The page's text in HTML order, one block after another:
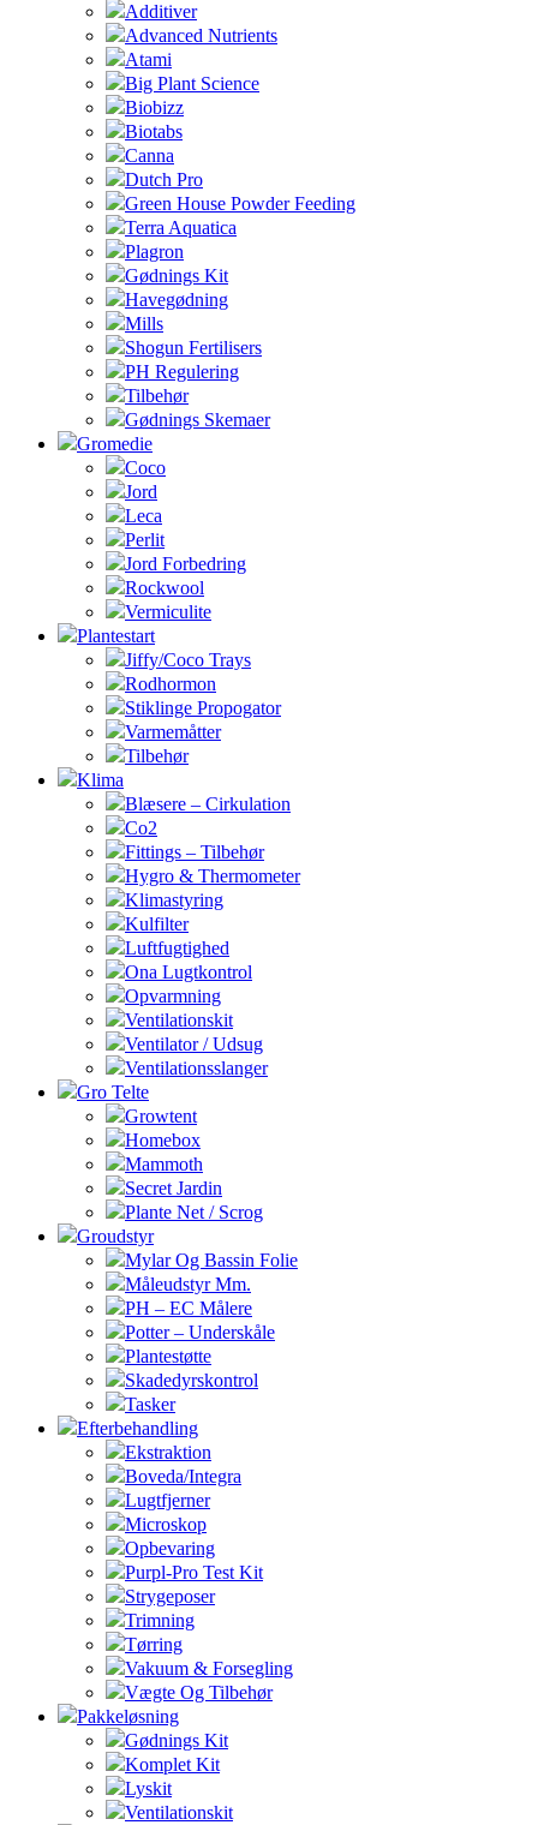
Additiver
Advanced Nutrients
Atami
Big Plant Science
Biobizz
Biotabs
Canna
Dutch Pro
Green House Powder Feeding
Terra Aquatica
Plagron
Gødnings Kit
Havegødning
Mills
Shogun Fertilisers
PH Regulering
Tilbehør
Gødnings Skemaer
Gromedie
Coco
Jord
Leca
Perlit
Jord Forbedring
Rockwool
Vermiculite
Plantestart
Jiffy/Coco Trays
Rodhormon
Stiklinge Propogator
Varmemåtter
Tilbehør
Klima
Blæsere – Cirkulation
Co2
Fittings – Tilbehør
Hygro & Thermometer
Klimastyring
Kulfilter
Luftfugtighed
Ona Lugtkontrol
Opvarmning
Ventilationskit
Ventilator / Udsug
Ventilationsslanger
Gro Telte
Growtent
Homebox
Mammoth
Secret Jardin
Plante Net / Scrog
Groudstyr
Mylar Og Bassin Folie
Måleudstyr Mm.
PH – EC Målere
Potter – Underskåle
Plantestøtte
Skadedyrskontrol
Tasker
Efterbehandling
Ekstraktion
Boveda/Integra
Lugtfjerner
Microskop
Opbevaring
Purpl-Pro Test Kit
Strygeposer
Trimning
Tørring
Vakuum & Forsegling
Vægte Og Tilbehør
Pakkeløsning
Gødnings Kit
Komplet Kit
Lyskit
Ventilationskit